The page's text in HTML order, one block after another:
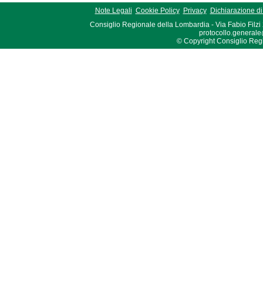
Note Legali Cookie Policy Privacy
Dichiarazione
Consiglio Regionale della Lombardia - Via Fabio Filzi
© Copyright Consiglio